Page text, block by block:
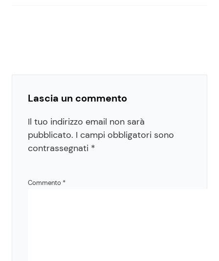
Lascia un commento
Il tuo indirizzo email non sarà
pubblicato. I campi obbligatori sono
contrassegnati *
Commento *